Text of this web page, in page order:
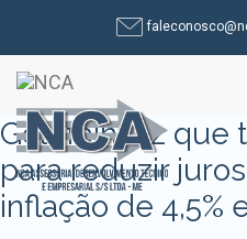
para
o
conteúdo
Goldfajn diz que
para reduzir
inflação de 4,5%